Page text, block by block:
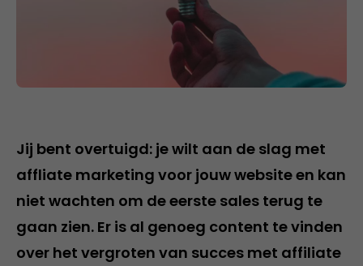
Jij bent overtuigd: je wilt aan de slag met
affliate marketing voor jouw website en kan
niet wachten om de eerste sales terug te
gaan zien. Er is al genoeg content te vinden
over het vergroten van succes met affiliate